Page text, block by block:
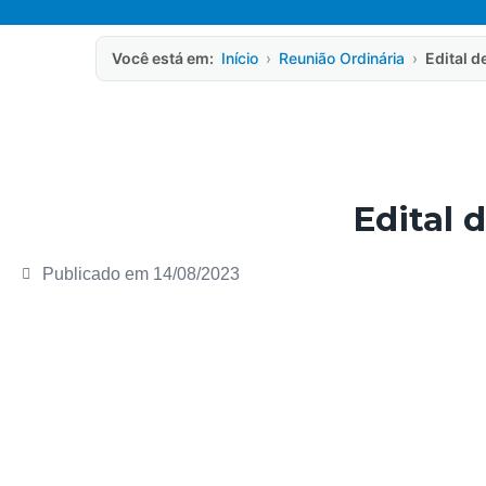
Você está em: Início › Reunião Ordinária › Edital
Edital
Publicado em 14/08/2023